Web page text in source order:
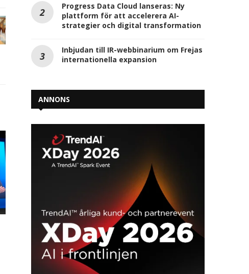
ChatGPT ny måltavla för
nätfiskebedrägeri – Microsoft
fortsatt...
2026-07-27
Ny funktion för
försvarsinnovation ska
Progress Data Cloud lanseras: Ny
plattform för att accelerera AI-
strategier och digital transformation
Inbjudan till IR-webbinarium om Frejas
internationella expansion
ANNONS